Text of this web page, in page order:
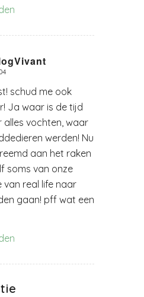
schud me ook
Ja waar is de tijd
alles vochten, waar
werden! Nu
aan het raken
soms van onze
van real life naar
gaan! pff wat een